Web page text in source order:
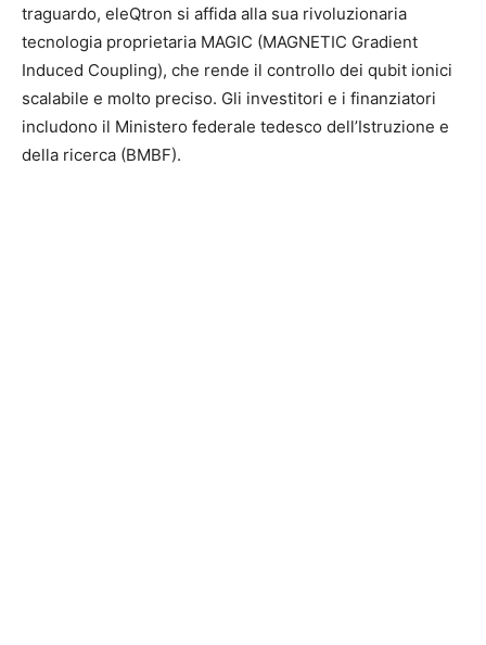
traguardo, eleQtron si affida alla sua rivoluzionaria
tecnologia proprietaria MAGIC (MAGNETIC Gradient
Induced Coupling), che rende il controllo dei qubit ionici
scalabile e molto preciso. Gli investitori e i finanziatori
includono il Ministero federale tedesco dell’Istruzione e
della ricerca (BMBF).